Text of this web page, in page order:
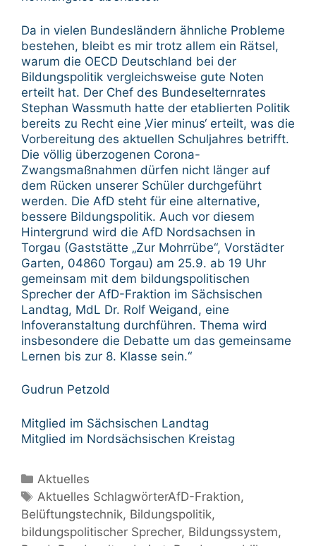
Da in vielen Bundesländern ähnliche Probleme
bestehen, bleibt es mir trotz allem ein Rätsel,
warum die OECD Deutschland bei der
Bildungspolitik vergleichsweise gute Noten
erteilt hat. Der Chef des Bundeselternrates
Stephan Wassmuth hatte der etablierten Politik
bereits zu Recht eine ‚Vier minus‘ erteilt, was die
Vorbereitung des aktuellen Schuljahres betrifft.
Die völlig überzogenen Corona-
Zwangsmaßnahmen dürfen nicht länger auf
dem Rücken unserer Schüler durchgeführt
werden. Die AfD steht für eine alternative,
bessere Bildungspolitik. Auch vor diesem
Hintergrund wird die AfD Nordsachsen in
Torgau (Gaststätte „Zur Mohrrübe“, Vorstädter
Garten, 04860 Torgau) am 25.9. ab 19 Uhr
gemeinsam mit dem bildungspolitischen
Sprecher der AfD-Fraktion im Sächsischen
Landtag, MdL Dr. Rolf Weigand, eine
Infoveranstaltung durchführen. Thema wird
insbesondere die Debatte um das gemeinsame
Lernen bis zur 8. Klasse sein.“
Gudrun Petzold
Mitglied im Sächsischen Landtag
Mitglied im Nordsächsischen Kreistag
Kategorien
Aktuelles
Schlagwörter
Aktuelles SchlagwörterAfD-Fraktion,
Belüftungstechnik, Bildungspolitik,
bildungspolitischer Sprecher, Bildungssystem,